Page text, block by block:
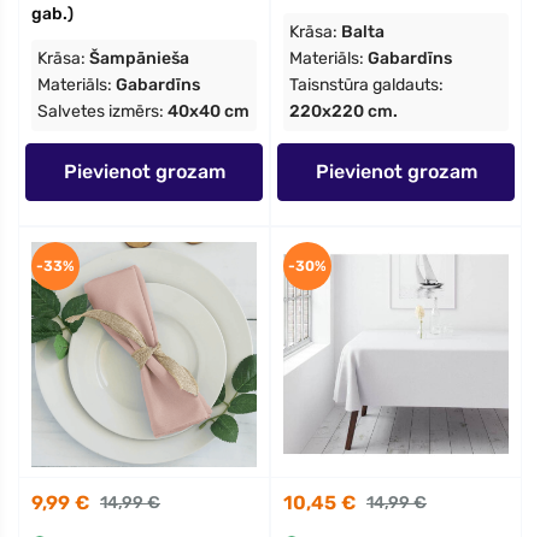
gab.)
Krāsa: Šampānieša
Materiāls: Gabardīns
Salvetes izmērs: 40x40 cm
Pievienot grozam
Krāsa: Balta
Materiāls: Gabardīns
Taisnstūra galdauts:
220x220 cm.
Pievienot grozam
9,99 € 14,99 €
-33%
10,45 € 14,99 €
-30%